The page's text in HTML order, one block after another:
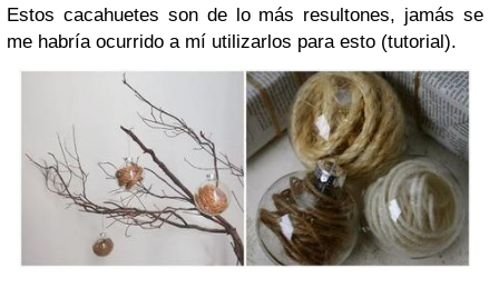
Estos cacahuetes son de lo más resultones, jamás se
me habría ocurrido a mí utilizarlos para esto (tutorial).